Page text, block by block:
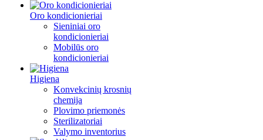
Oro kondicionieriai
Sieniniai oro
kondicionieriai
Mobilūs oro
kondicionieriai
Higiena
Konvekcinių krosnių
chemija
Plovimo priemonės
Sterilizatoriai
Valymo inventorius